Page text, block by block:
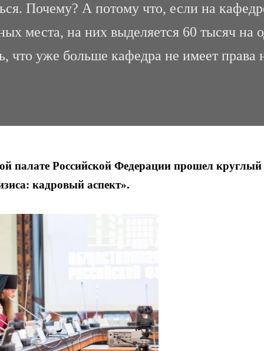
Почему? А потому что, если на
места, на них выделяется 60 тысяч на
что уже больше кафедра не имеет права
палате Российской Федерации прошел круглый
кадровый аспект».